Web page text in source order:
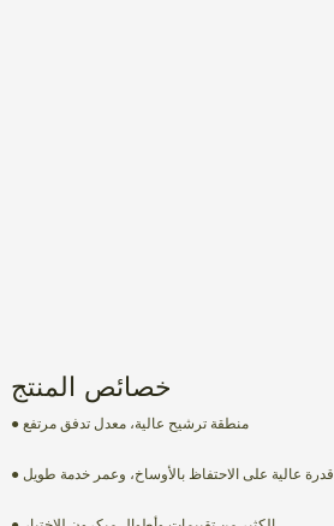
خصائص المنتج
● منطقة ترشيح عالية، معدل تدفق مرتفع
● قدرة عالية على الاحتفاظ بالأوساخ، وعمر خدمة طويل